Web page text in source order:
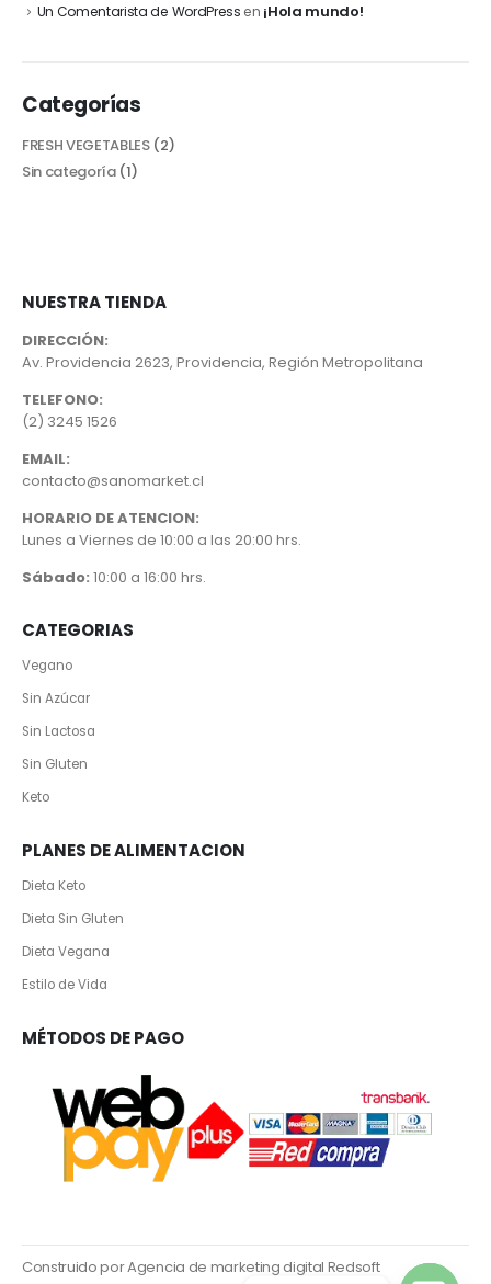
Un Comentarista de WordPress en ¡Hola mundo!
Categorías
FRESH VEGETABLES(2)
Sin categoría(1)
NUESTRA TIENDA
DIRECCIÓN:
Av. Providencia 2623, Providencia, Región Metropolitana
TELEFONO:
(2) 3245 1526
EMAIL:
contacto@sanomarket.cl
HORARIO DE ATENCION:
Lunes a Viernes de 10:00 a las 20:00 hrs.
Sábado: 10:00 a 16:00 hrs.
CATEGORIAS
Vegano
Sin Azúcar
Sin Lactosa
Sin Gluten
Keto
PLANES DE ALIMENTACION
Dieta Keto
Dieta Sin Gluten
Dieta Vegana
Estilo de Vida
MÉTODOS DE PAGO
Construido por Agencia de marketing digital Redsoft